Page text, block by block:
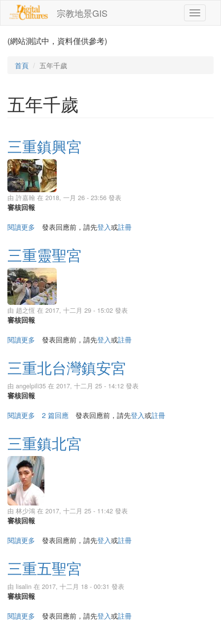
移至主內容
宗教地景GIS
Toggle
(網站測試中，資料僅供參考)
首頁 五年千歲
五年千歲
三重鎮興宮
由 許嘉翰 在 2018, 一月 26 - 23:56 發表
審核回報
閱讀更多 關於三重鎮興宮
發表回應前，請先登入或註冊
三重靈聖宮
由 趙之恆 在 2017, 十二月 29 - 15:02 發表
審核回報
閱讀更多 關於三重靈聖宮
發表回應前，請先登入或註冊
三重北台灣鎮安宮
由 angelpili35 在 2017, 十二月 25 - 14:12 發表
審核回報
閱讀更多 關於三重北台灣鎮安宮
2 篇回應 發表回應前，請先登入或註冊
三重鎮北宮
由 林少鴻 在 2017, 十二月 25 - 11:42 發表
審核回報
閱讀更多 關於三重鎮北宮
發表回應前，請先登入或註冊
三重五聖宮
由 lisalin 在 2017, 十二月 18 - 00:31 發表
審核回報
閱讀更多 關於三重五聖宮
發表回應前，請先登入或註冊